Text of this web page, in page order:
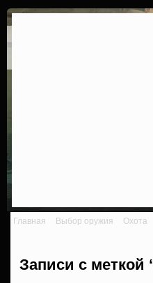
Главная Выбор оружия Охота
Записи с меткой